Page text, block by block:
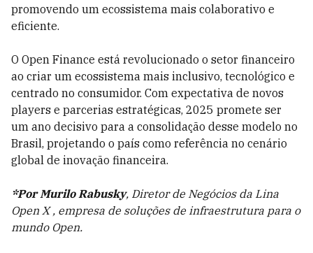
promovendo um ecossistema mais colaborativo e
eficiente.
O Open Finance está revolucionado o setor financeiro
ao criar um ecossistema mais inclusivo, tecnológico e
centrado no consumidor. Com expectativa de novos
players e parcerias estratégicas, 2025 promete ser
um ano decisivo para a consolidação desse modelo no
Brasil, projetando o país como referência no cenário
global de inovação financeira.
*Por Murilo Rabusky, Diretor de Negócios da Lina
Open X , empresa de soluções de infraestrutura para o
mundo Open.